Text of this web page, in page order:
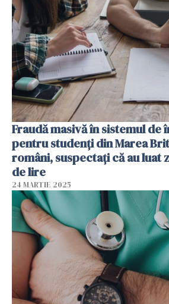
Fraudă masivă în sistemul
pentru studenți din Marea
români, suspectați că au luat
de lire
24 MARTIE 2025